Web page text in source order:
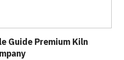
Guide Premium Kiln